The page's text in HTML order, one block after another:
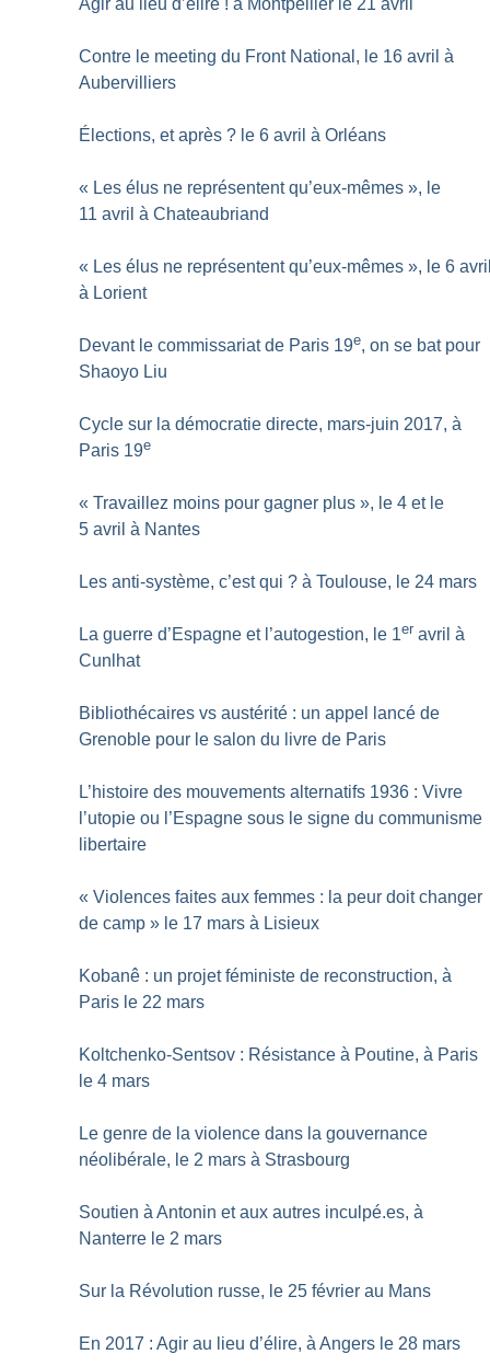
Agir au lieu d’élire ! à Montpellier le 21 avril
Contre le meeting du Front National, le 16 avril à
Aubervilliers
Élections, et après ? le 6 avril à Orléans
« Les élus ne représentent qu’eux-mêmes », le
11 avril à Chateaubriand
« Les élus ne représentent qu’eux-mêmes », le 6
à Lorient
Devant le commissariat de Paris 19e, on se bat pour
Shaoyo Liu
Cycle sur la démocratie directe, mars-juin 2017, à
Paris 19e
« Travaillez moins pour gagner plus », le 4 et le
5 avril à Nantes
Les anti-système, c’est qui ? à Toulouse, le 24 mars
La guerre d’Espagne et l’autogestion, le 1er avril à
Cunlhat
Bibliothécaires vs austérité : un appel lancé de
Grenoble pour le salon du livre de Paris
L’histoire des mouvements alternatifs 1936 : Vivre
l’utopie ou l’Espagne sous le signe du communisme
libertaire
« Violences faites aux femmes : la peur doit changer
de camp » le 17 mars à Lisieux
Kobanê : un projet féministe de reconstruction, à
Paris le 22 mars
Koltchenko-Sentsov : Résistance à Poutine, à Paris
le 4 mars
Le genre de la violence dans la gouvernance
néolibérale, le 2 mars à Strasbourg
Soutien à Antonin et aux autres inculpé.es, à
Nanterre le 2 mars
Sur la Révolution russe, le 25 février au Mans
En 2017 : Agir au lieu d’élire, à Angers le 28 mars